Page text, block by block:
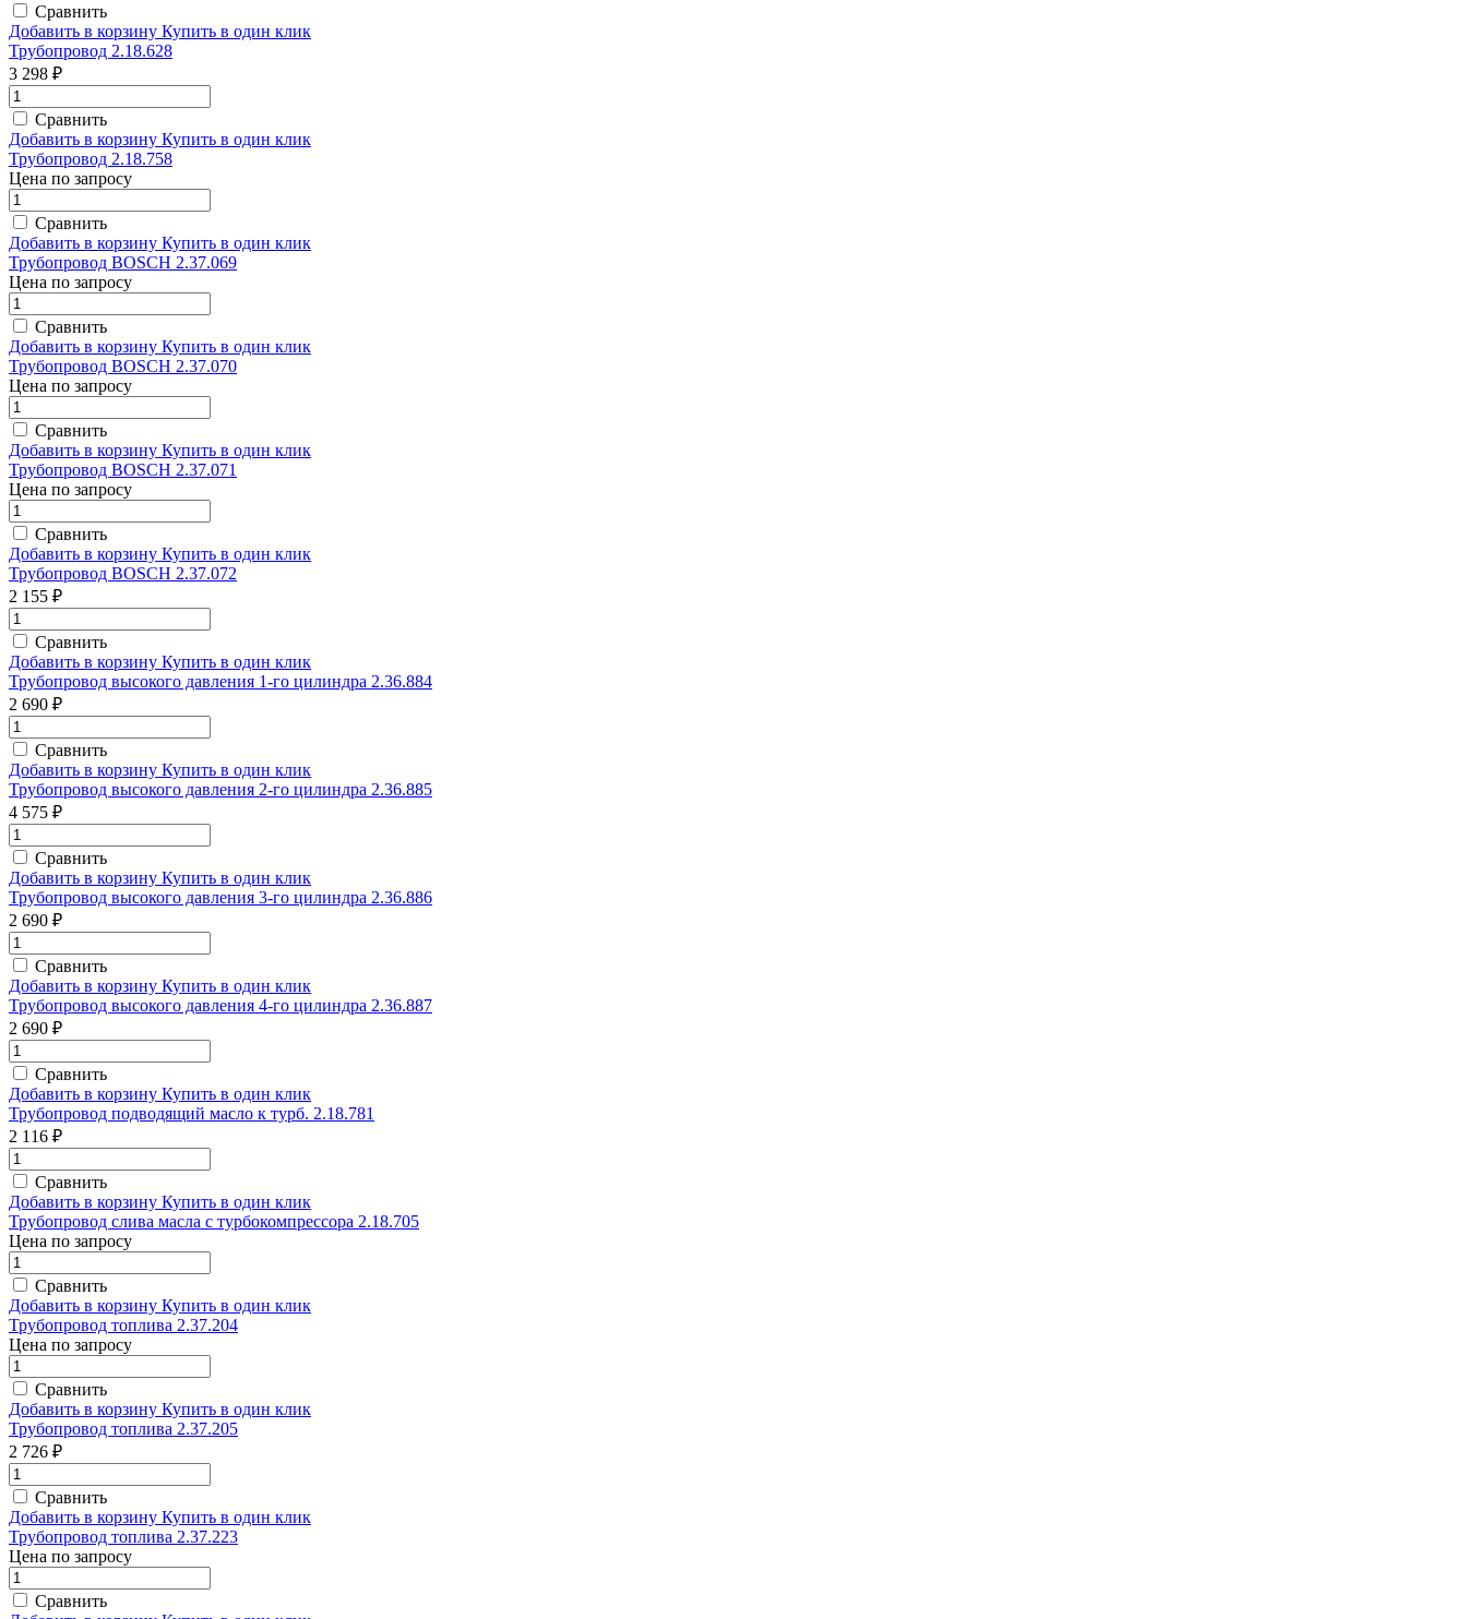
Сравнить
Добавить в корзину Купить в один клик
Трубопровод 2.18.628
3 298 ₽
Сравнить
Добавить в корзину Купить в один клик
Трубопровод 2.18.758
Цена по запросу
Сравнить
Добавить в корзину Купить в один клик
Трубопровод BOSCH 2.37.069
Цена по запросу
Сравнить
Добавить в корзину Купить в один клик
Трубопровод BOSCH 2.37.070
Цена по запросу
Сравнить
Добавить в корзину Купить в один клик
Трубопровод BOSCH 2.37.071
Цена по запросу
Сравнить
Добавить в корзину Купить в один клик
Трубопровод BOSCH 2.37.072
2 155 ₽
Сравнить
Добавить в корзину Купить в один клик
Трубопровод высокого давления 1-го цилиндра 2.36.884
2 690 ₽
Сравнить
Добавить в корзину Купить в один клик
Трубопровод высокого давления 2-го цилиндра 2.36.885
4 575 ₽
Сравнить
Добавить в корзину Купить в один клик
Трубопровод высокого давления 3-го цилиндра 2.36.886
2 690 ₽
Сравнить
Добавить в корзину Купить в один клик
Трубопровод высокого давления 4-го цилиндра 2.36.887
2 690 ₽
Сравнить
Добавить в корзину Купить в один клик
Трубопровод подводящий масло к турб. 2.18.781
2 116 ₽
Сравнить
Добавить в корзину Купить в один клик
Трубопровод слива масла с турбокомпрессора 2.18.705
Цена по запросу
Сравнить
Добавить в корзину Купить в один клик
Трубопровод топлива 2.37.204
Цена по запросу
Сравнить
Добавить в корзину Купить в один клик
Трубопровод топлива 2.37.205
2 726 ₽
Сравнить
Добавить в корзину Купить в один клик
Трубопровод топлива 2.37.223
Цена по запросу
Сравнить